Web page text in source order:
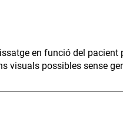
en funció del pacient
visuals possibles sense